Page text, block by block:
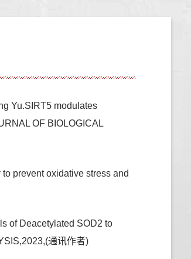
Yu.SIRT5 modulates
OF BIOLOGICAL
prevent oxidative stress and
of Deacetylated SOD2 to
通讯作者)